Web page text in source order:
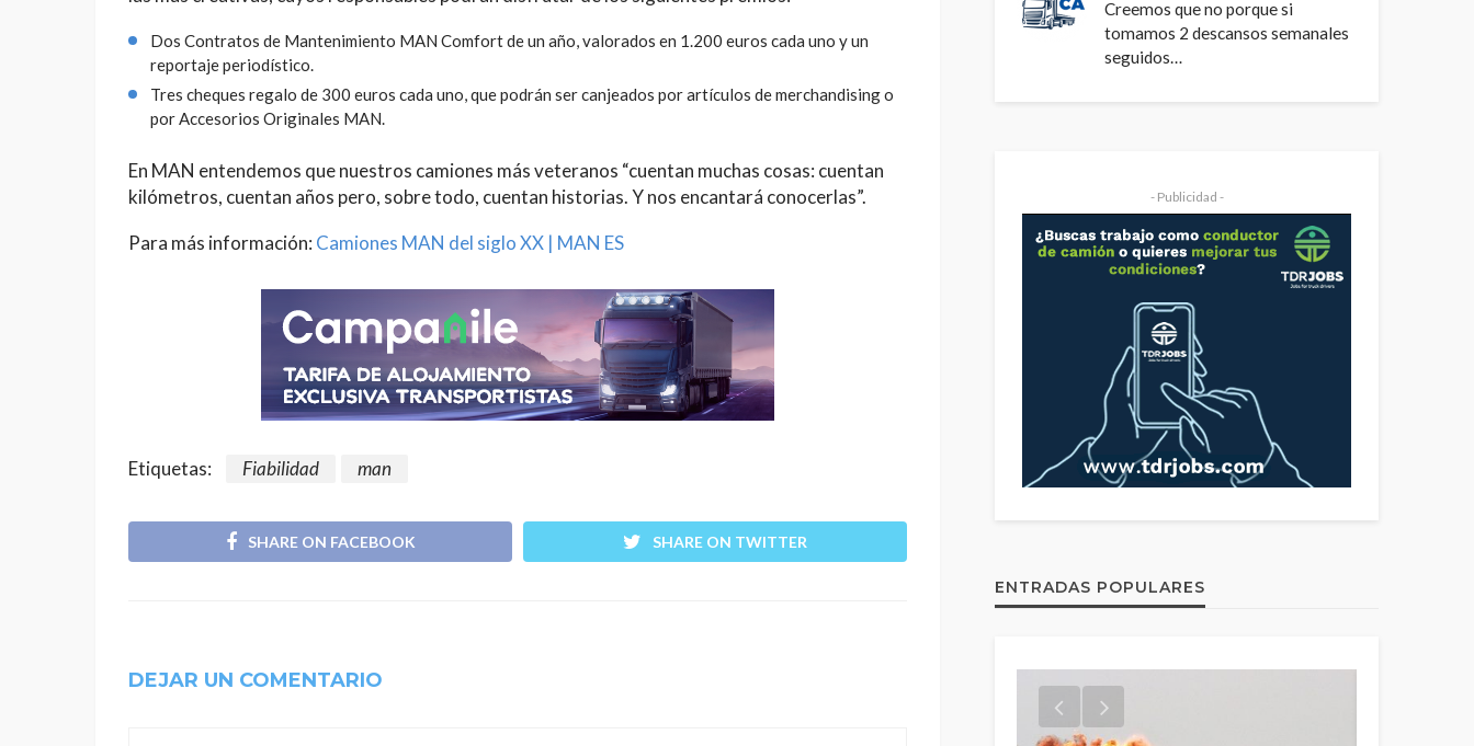
Dos Contratos de Mantenimiento MAN Comfort de un año, valorados en 1.200 euros cada uno y un
reportaje periodístico.
Tres cheques regalo de 300 euros cada uno, que podrán ser canjeados por artículos de merchandising o
por Accesorios Originales MAN.
En MAN entendemos que nuestros camiones más veteranos “cuentan muchas cosas: cuentan
kilómetros, cuentan años pero, sobre todo, cuentan historias. Y nos encantará conocerlas”.
Para más información: Camiones MAN del siglo XX | MAN ES
Etiquetas: Fiabilidad man
SHARE ON FACEBOOK SHARE ON TWITTER
DEJAR UN COMENTARIO
Creemos que no porque si
tomamos 2 descansos semanales
seguidos…
- Publicidad -
ENTRADAS POPULARES